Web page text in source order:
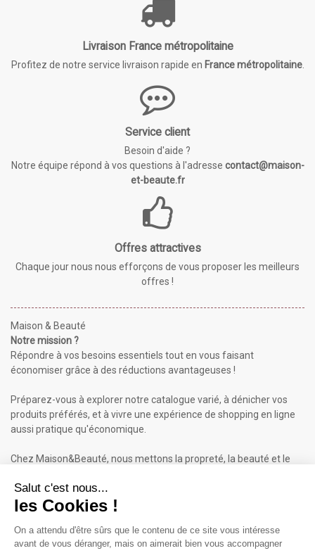
Livraison France métropolitaine
Profitez de notre service livraison rapide en France métropolitaine.
Service client
Besoin d'aide ?
Notre équipe répond à vos questions à l'adresse contact@maison-
et-beaute.fr
Offres attractives
Chaque jour nous nous efforçons de vous proposer les meilleurs
offres !
Maison & Beauté
Notre mission ?
Répondre à vos besoins essentiels tout en vous faisant
économiser grâce à des réductions avantageuses !
Préparez-vous à explorer notre catalogue varié, à dénicher vos
produits préférés, et à vivre une expérience de shopping en ligne
aussi pratique qu'économique.
Chez Maison&Beauté, nous mettons la propreté, la beauté et le
Maison & Beauté : Informations
À propos de nous
Conditions générales de vente (CGV)
Plan du site